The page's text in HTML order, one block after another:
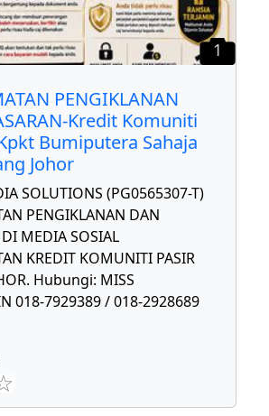
1
PENGIKLANAN
Kredit Komuniti
Bumiputera Sahaja
Johor
SOLUTIONS (PG0565307-T)
PENGIKLANAN DAN
MEDIA SOSIAL
KREDIT KOMUNITI PASIR
Hubungi: MISS
018-7929389 / 018-2928689